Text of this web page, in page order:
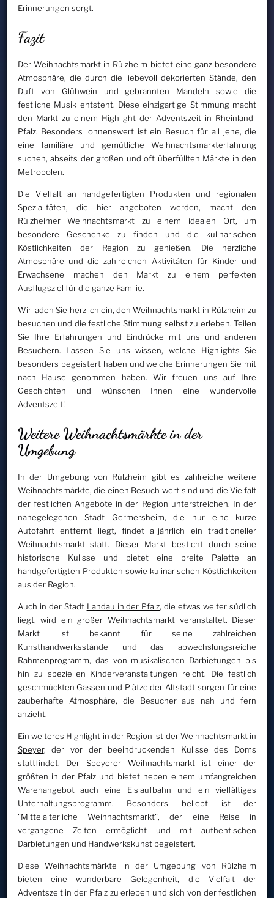
Erinnerungen sorgt.
Fazit
Der Weihnachtsmarkt in Rülzheim bietet eine ganz besondere
Atmosphäre, die durch die liebevoll dekorierten Stände, den
Duft von Glühwein und gebrannten Mandeln sowie die
festliche Musik entsteht. Diese einzigartige Stimmung macht
den Markt zu einem Highlight der Adventszeit in Rheinland-
Pfalz. Besonders lohnenswert ist ein Besuch für all jene, die
eine familiäre und gemütliche Weihnachtsmarkterfahrung
suchen, abseits der großen und oft überfüllten Märkte in den
Metropolen.
Die Vielfalt an handgefertigten Produkten und regionalen
Spezialitäten, die hier angeboten werden, macht den
Rülzheimer Weihnachtsmarkt zu einem idealen Ort, um
besondere Geschenke zu finden und die kulinarischen
Köstlichkeiten der Region zu genießen. Die herzliche
Atmosphäre und die zahlreichen Aktivitäten für Kinder und
Erwachsene machen den Markt zu einem perfekten
Ausflugsziel für die ganze Familie.
Wir laden Sie herzlich ein, den Weihnachtsmarkt in Rülzheim zu
besuchen und die festliche Stimmung selbst zu erleben. Teilen
Sie Ihre Erfahrungen und Eindrücke mit uns und anderen
Besuchern. Lassen Sie uns wissen, welche Highlights Sie
besonders begeistert haben und welche Erinnerungen Sie mit
nach Hause genommen haben. Wir freuen uns auf Ihre
Geschichten und wünschen Ihnen eine wundervolle
Adventszeit!
Weitere Weihnachtsmärkte in der
Umgebung
In der Umgebung von Rülzheim gibt es zahlreiche weitere
Weihnachtsmärkte, die einen Besuch wert sind und die Vielfalt
der festlichen Angebote in der Region unterstreichen. In der
nahegelegenen Stadt Germersheim, die nur eine kurze
Autofahrt entfernt liegt, findet alljährlich ein traditioneller
Weihnachtsmarkt statt. Dieser Markt besticht durch seine
historische Kulisse und bietet eine breite Palette an
handgefertigten Produkten sowie kulinarischen Köstlichkeiten
aus der Region.
Auch in der Stadt Landau in der Pfalz, die etwas weiter südlich
liegt, wird ein großer Weihnachtsmarkt veranstaltet. Dieser
Markt ist bekannt für seine zahlreichen
Kunsthandwerksstände und das abwechslungsreiche
Rahmenprogramm, das von musikalischen Darbietungen bis
hin zu speziellen Kinderveranstaltungen reicht. Die festlich
geschmückten Gassen und Plätze der Altstadt sorgen für eine
zauberhafte Atmosphäre, die Besucher aus nah und fern
anzieht.
Ein weiteres Highlight in der Region ist der Weihnachtsmarkt in
Speyer, der vor der beeindruckenden Kulisse des Doms
stattfindet. Der Speyerer Weihnachtsmarkt ist einer der
größten in der Pfalz und bietet neben einem umfangreichen
Warenangebot auch eine Eislaufbahn und ein vielfältiges
Unterhaltungsprogramm. Besonders beliebt ist der
"Mittelalterliche Weihnachtsmarkt", der eine Reise in
vergangene Zeiten ermöglicht und mit authentischen
Darbietungen und Handwerkskunst begeistert.
Diese Weihnachtsmärkte in der Umgebung von Rülzheim
bieten eine wunderbare Gelegenheit, die Vielfalt der
Adventszeit in der Pfalz zu erleben und sich von der festlichen